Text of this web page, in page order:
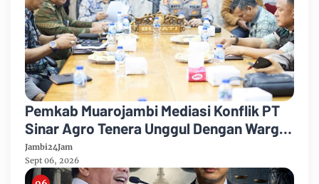
Pemkab Muarojambi Mediasi Konflik PT
Sinar Agro Tenera Unggul Dengan Warga
Sipin Teluk Duren
Jambi24Jam
Sept 06, 2026